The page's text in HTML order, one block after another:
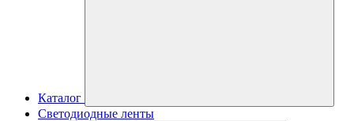
Каталог
Светодиодные ленты